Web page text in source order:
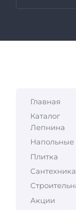
Главная
Каталог
Лепнина
Напольные
Плитка
Сантехника
Акции